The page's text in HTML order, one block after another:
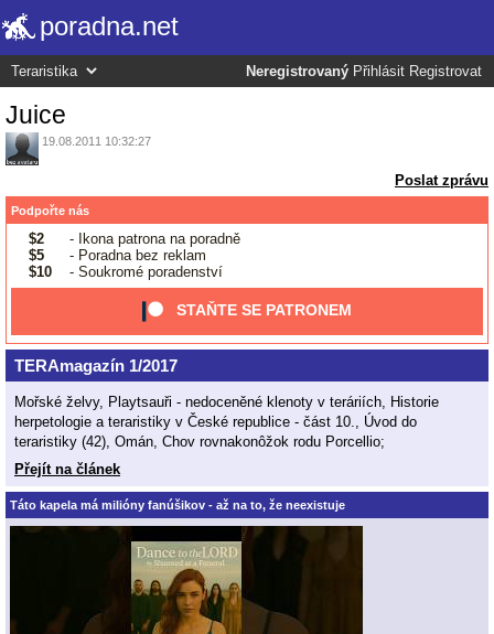
poradna.net
Neregistrovaný Přihlásit Registrovat
Juice
19.08.2011 10:32:27
Poslat zprávu
Podpořte nás
$2
- Ikona patrona na poradně
$5
- Poradna bez reklam
$10
- Soukromé poradenství
STAŇTE SE PATRONEM
TERAmagazín 1/2017
Mořské želvy, Playtsauři - nedoceněné klenoty v teráriích, Historie
herpetologie a teraristiky v České republice - část 10., Úvod do
teraristiky (42), Omán, Chov rovnakonôžok rodu Porcellio;
Přejít na článek
Táto kapela má milióny fanúšikov - až na to, že neexistuje